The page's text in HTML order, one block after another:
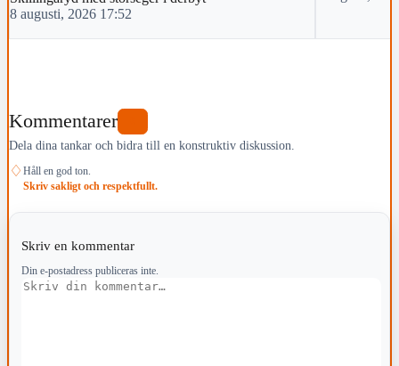
8 augusti, 2026 17:52
Kommentarer
Dela dina tankar och bidra till en konstruktiv diskussion.
♢ Håll en god ton.
Skriv sakligt och respektfullt.
Skriv en kommentar
Din e-postadress publiceras inte.
Kommentar